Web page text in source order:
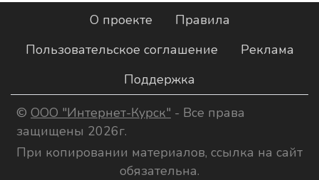
О проекте
Правила
Пользовательское соглашение
Реклама
Поддержка
© ООО "Интернет-Курск" - Все права
защищены 2026г.
При копировании материалов, ссылка на сайт
обязательна.